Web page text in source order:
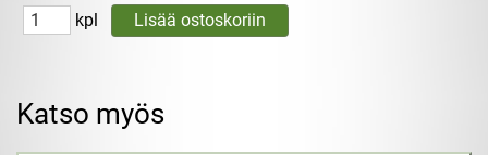
kpl
Katso myös